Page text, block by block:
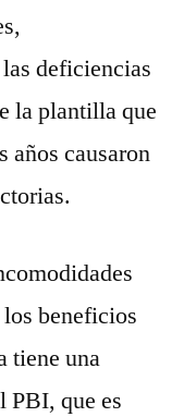
deficiencias
la plantilla que
años causaron
beneficios
tiene una
PBI, que es